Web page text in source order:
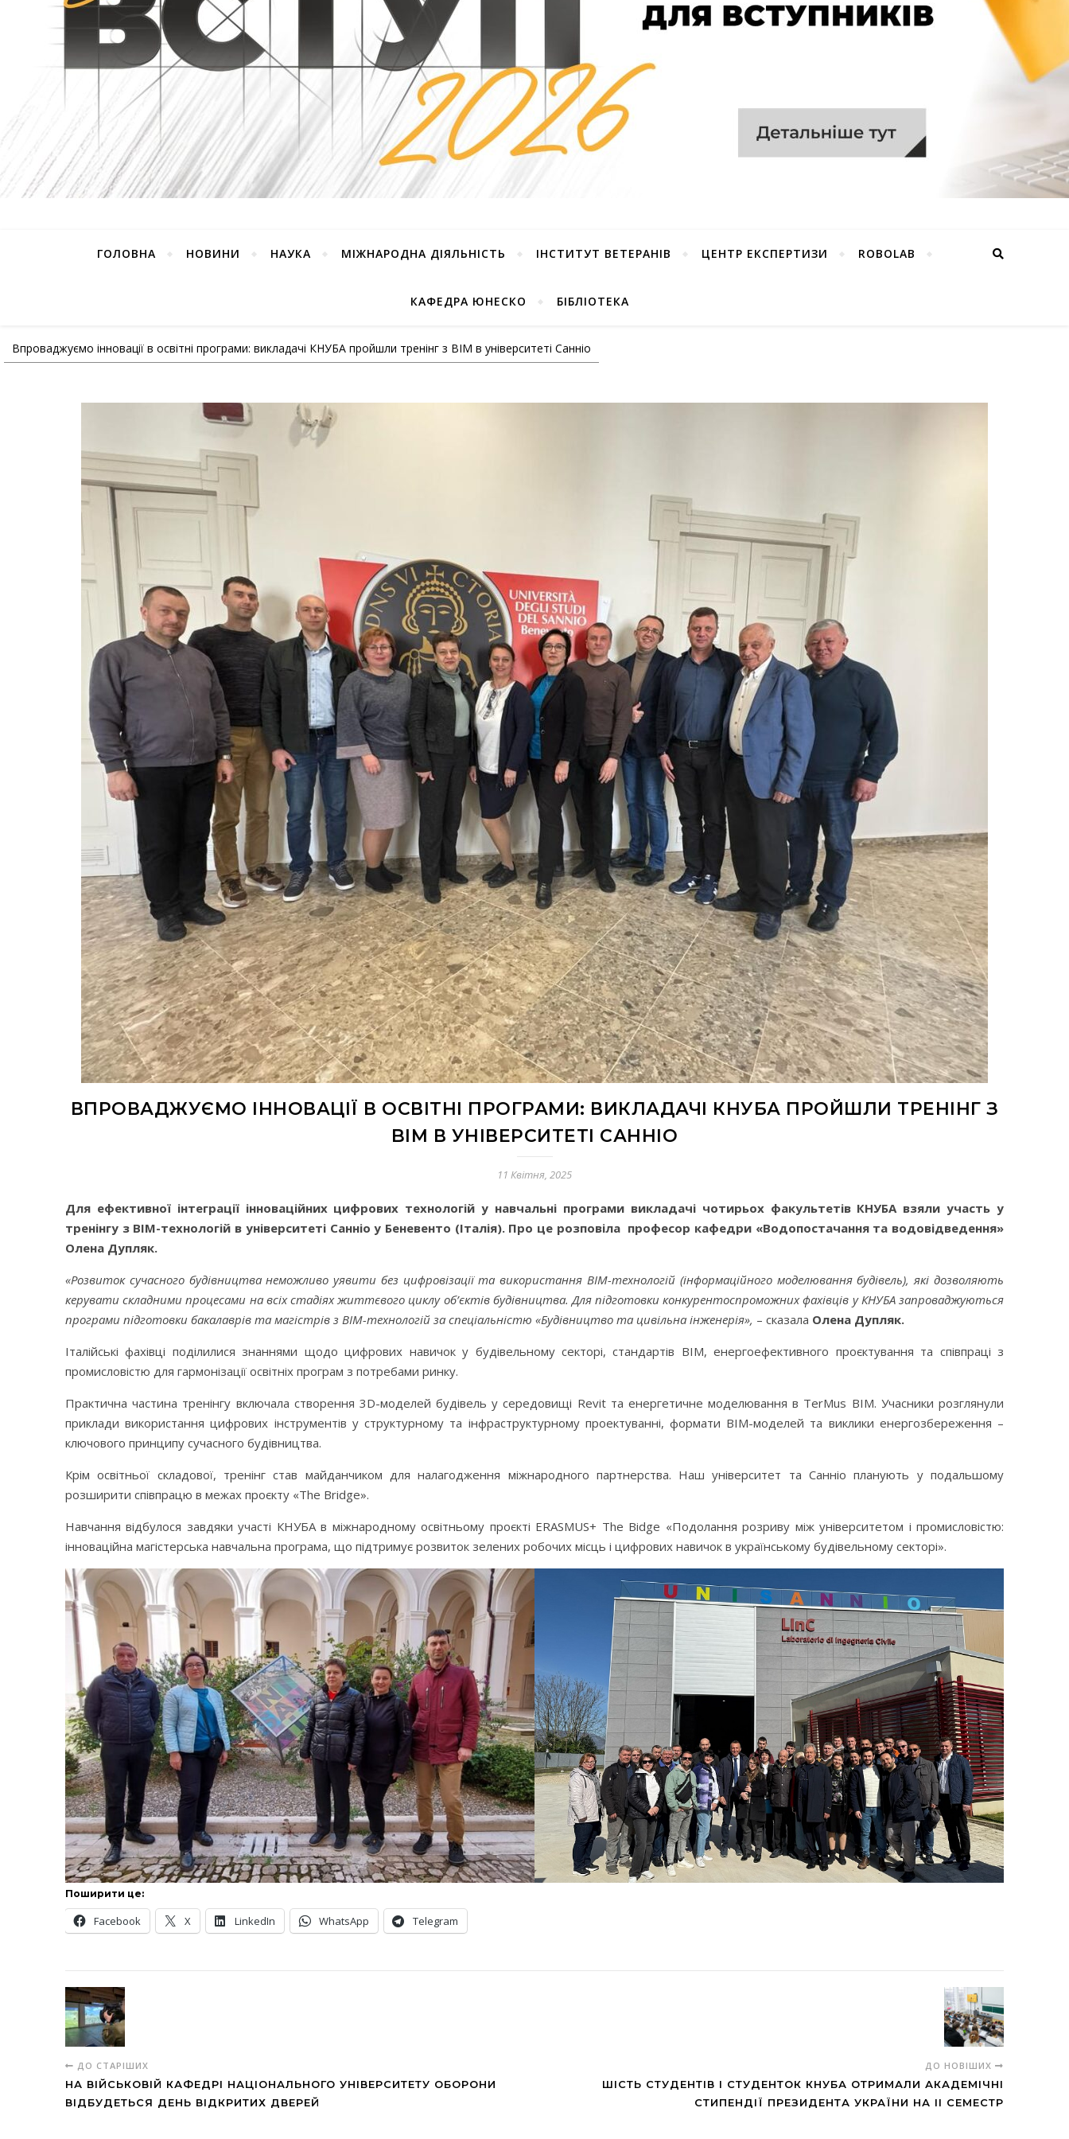
ГОЛОВНА НОВИНИ НАУКА МІЖНАРОДНА ДІЯЛЬНІСТЬ ІНСТИТУТ ВЕТЕРАНІВ ЦЕНТР ЕКСПЕРТИЗИ ROBOLAB
КАФЕДРА ЮНЕСКО БІБЛІОТЕКА
Впроваджуємо інновації в освітні програми: викладачі КНУБА пройшли тренінг з BIM в університеті Санніо
ВПРОВАДЖУЄМО ІННОВАЦІЇ В ОСВІТНІ ПРОГРАМИ: ВИКЛАДАЧІ КНУБА ПРОЙШЛИ ТРЕНІНГ З
BIM В УНІВЕРСИТЕТІ САННІО
11 Квітня, 2025
Для ефективної інтеграції інноваційних цифрових технологій у навчальні програми викладачі чотирьох факультетів КНУБА взяли участь у
тренінгу з BIM-технологій в університеті Санніо у Беневенто (Італія). Про це розповіла професор кафедри «Водопостачання та водовідведення»
Олена Дупляк.
«Розвиток сучасного будівництва неможливо уявити без цифровізації та використання BIM-технологій (інформаційного моделювання будівель), які дозволяють
керувати складними процесами на всіх стадіях життєвого циклу об’єктів будівництва. Для підготовки конкурентоспроможних фахівців у КНУБА запроваджуються
програми підготовки бакалаврів та магістрів з ВІМ-технологій за спеціальністю «Будівництво та цивільна інженерія», – сказала Олена Дупляк.
Італійські фахівці поділилися знаннями щодо цифрових навичок у будівельному секторі, стандартів BIM, енергоефективного проєктування та співпраці з
промисловістю для гармонізації освітніх програм з потребами ринку.
Практична частина тренінгу включала створення 3D-моделей будівель у середовищі Revit та енергетичне моделювання в TerMus BIM. Учасники розглянули
приклади використання цифрових інструментів у структурному та інфраструктурному проектуванні, формати BIM-моделей та виклики енергозбереження –
ключового принципу сучасного будівництва.
Крім освітньої складової, тренінг став майданчиком для налагодження міжнародного партнерства. Наш університет та Санніо планують у подальшому
розширити співпрацю в межах проєкту «The Bridge».
Навчання відбулося завдяки участі КНУБА в міжнародному освітньому проєкті ERASMUS+ The Bidge «Подолання розриву між університетом і промисловістю:
інноваційна магістерська навчальна програма, що підтримує розвиток зелених робочих місць і цифрових навичок в українському будівельному секторі».
Поширити це:
Facebook X LinkedIn WhatsApp Telegram
ДО СТАРІШИХ
НА ВІЙСЬКОВІЙ КАФЕДРІ НАЦІОНАЛЬНОГО УНІВЕРСИТЕТУ ОБОРОНИ
ВІДБУДЕТЬСЯ ДЕНЬ ВІДКРИТИХ ДВЕРЕЙ
ДО НОВІШИХ
ШІСТЬ СТУДЕНТІВ І СТУДЕНТОК КНУБА ОТРИМАЛИ АКАДЕМІЧНІ
СТИПЕНДІЇ ПРЕЗИДЕНТА УКРАЇНИ НА ІІ СЕМЕСТР